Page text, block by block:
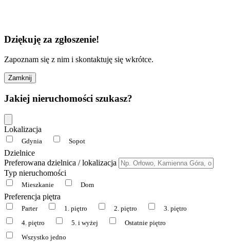
Dziękuję za zgłoszenie!
Zapoznam się z nim i skontaktuję się wkrótce.
Zamknij
Jakiej nieruchomości szukasz?
Lokalizacja
Gdynia Sopot
Dzielnice
Preferowana dzielnica / lokalizacja
Typ nieruchomości
Mieszkanie Dom
Preferencja piętra
Parter 1. piętro 2. piętro
3. piętro
4. piętro
5. i wyżej
Ostatnie piętro
Wszystko jedno